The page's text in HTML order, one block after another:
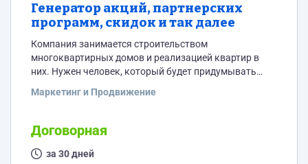
Генератор акций, партнерских
программ, скидок и так далее
Компания занимается строительством
многоквартирных домов и реализацией квартир в
них. Нужен человек, который будет придумывать
чтобы это было выгодно для компании, но в то же
совершить покупку в нашем жилом комплексе. Такие
бонусные программы должны быть как для прямых
покупателей, так и для агентств недвижимости. Ищем
Маркетинг и Продвижение
Договорная
за 30 дней